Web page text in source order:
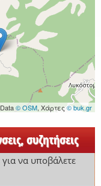
© OSM, Χάρτες© buk.gr
συζητήσεις
για να υποβάλετε